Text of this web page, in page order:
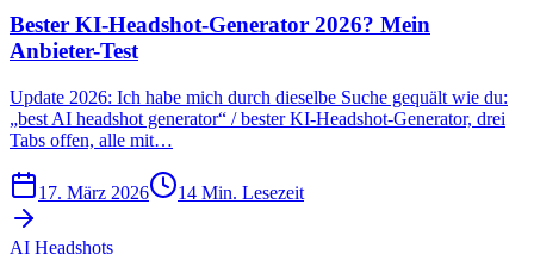
Bester KI-Headshot-Generator 2026? Mein
Anbieter-Test
Update 2026: Ich habe mich durch dieselbe Suche gequält wie du:
„best AI headshot generator“ / bester KI-Headshot-Generator, drei
Tabs offen, alle mit…
17. März 2026 14 Min. Lesezeit
AI Headshots